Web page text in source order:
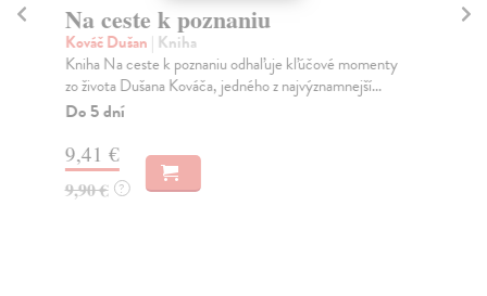
Na ceste k poznaniu
Kováč Dušan | Kniha
Kniha Na ceste k poznaniu odhaľuje kľúčové momenty
zo života Dušana Kováča, jedného z najvýznamnejší...
Do 5 dní
9,41 €
9,90 € ?